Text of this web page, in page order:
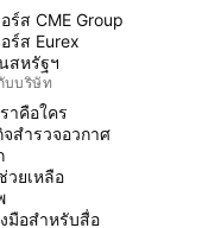
ร์ส CME Group
ร์ส Eurex
สหรัฐฯ
บบริษัท
าคือใคร
สำรวจอวกาศ
วยเหลือ
งมือสำหรับสื่อ